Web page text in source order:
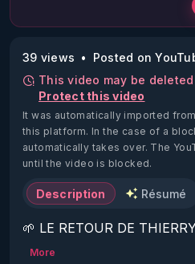
39 views
Posted on
This video may be
Protect this video
It was automatically imported
this platform. In the case of a
automatically takes over. The
until the video is blocked.
Description Résumé
🌱 LE RETOUR DE
2022)!
More